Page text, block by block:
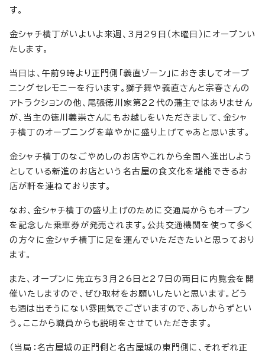
す。
金シャチ横丁がいよいよ来週、3月29日（木曜日）にオープンい
たします。
当日は、午前9時より正門側「義直ゾーン」におきましてオープ
ニングセレモニーを行います。獅子舞や義直さんと宗春さんの
アトラクションの他、尾張徳川家第22代の藩主ではありません
が、当主の徳川義崇さんにもお越しをいただきまして、金シャ
チ横丁のオープニングを華やかに盛り上げてゃあと思います。
金シャチ横丁のなごやめしのお店やこれから全国へ進出しよう
としている新進のお店という名古屋の食文化を堪能できるお
店が軒を連ねております。
なお、金シャチ横丁の盛り上げのために交通局からもオープン
を記念した乗車券が発売されます。公共交通機関を使って多く
の方々に金シャチ横丁に足を運んでいただきたいと思っており
ます。
また、オープンに先立ち3月26日と27日の両日に内覧会を開
催いたしますので、ぜひ取材をお願いしたいと思います。どう
も酒は出そうにない雰囲気でございますので、あしからずとい
う。ここから職員からも説明をさせていただきます。
（当局：名古屋城の正門側と名古屋城の東門側に、それぞれ正